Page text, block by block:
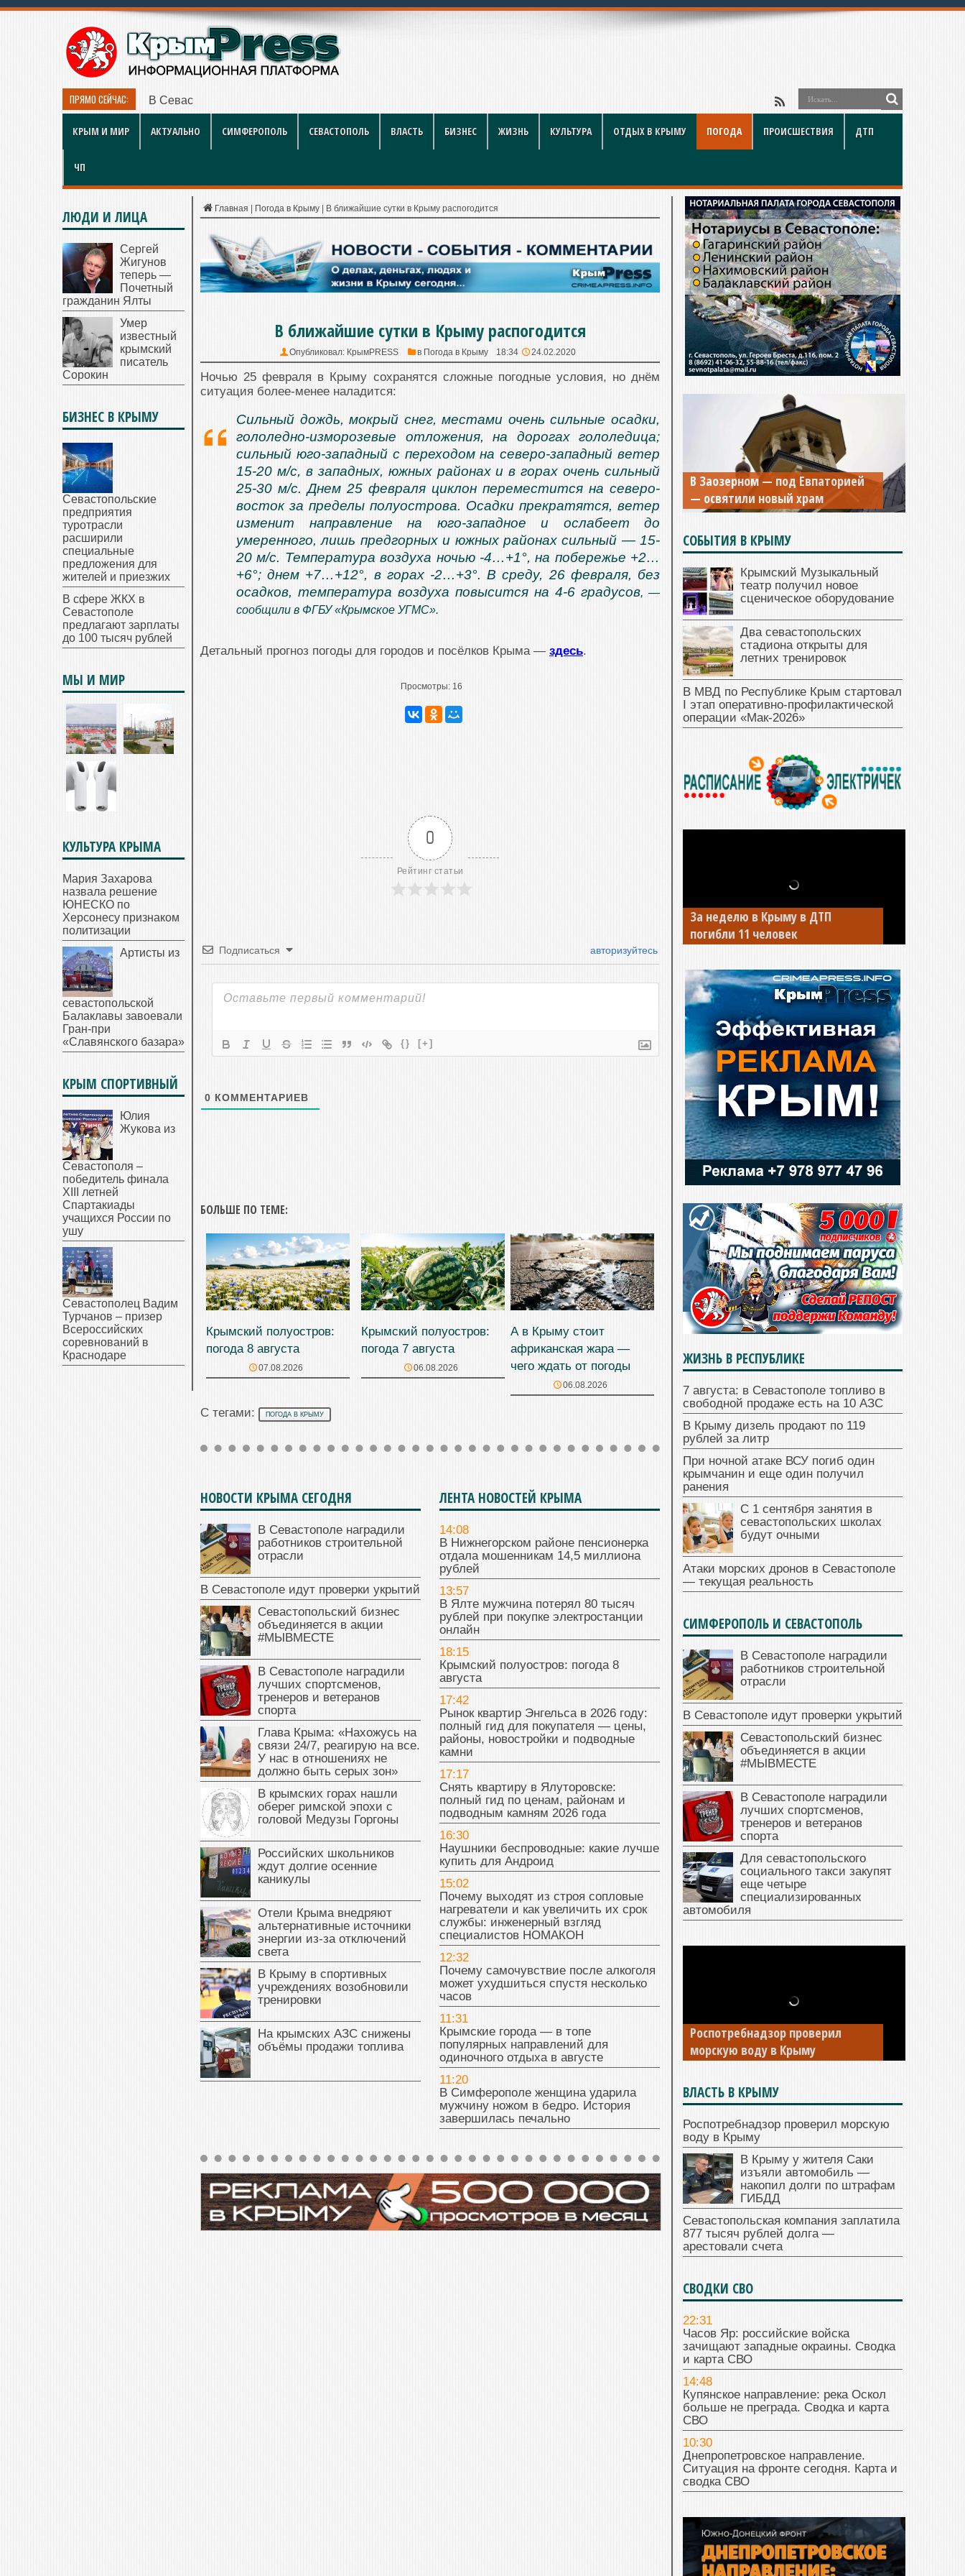
ПРЯМО СЕЙЧАС: В Севастополе идут проверки укрытий
КРЫМ И МИР АКТУАЛЬНО СИМФЕРОПОЛЬ СЕВАСТОПОЛЬ ВЛАСТЬ БИЗНЕС ЖИЗНЬ КУЛЬТУРА ОТДЫХ В КРЫМУ ПОГОДА ПРОИСШЕСТВИЯ ДТП
ЧП
Главная Погода в Крыму В ближайшие сутки в Крыму распогодится
В ближайшие сутки в Крыму распогодится
Опубликовал: КрымPRESS в Погода в Крыму 18:34 24.02.2020
Ночью 25 февраля в Крыму сохранятся сложные погодные условия, но днём
ситуация более-менее наладится:
Сильный дождь, мокрый снег, местами очень сильные осадки,
гололедно-изморозевые отложения, на дорогах гололедица;
сильный юго-западный с переходом на северо-западный ветер
15-20 м/с, в западных, южных районах и в горах очень сильный
25-30 м/с. Днем 25 февраля циклон переместится на северо-
восток за пределы полуострова. Осадки прекратятся, ветер
изменит направление на юго-западное и ослабеет до
умеренного, лишь предгорных и южных районах сильный — 15-
20 м/с. Температура воздуха ночью -4…+1°, на побережье +2…
+6°; днем +7…+12°, в горах -2…+3°. В среду, 26 февраля, без
осадков, температура воздуха повысится на 4-6 градусов, —
сообщили в ФГБУ«Крымское УГМС».
Детальный прогноз погоды для городов и посёлков Крыма — здесь.
Просмотры: 16
0
Рейтинг статьи
Подписаться авторизуйтесь
{} [+]
0 КОММЕНТАРИЕВ
БОЛЬШЕ ПО ТЕМЕ:
Крымский полуостров:
погода 8 августа
07.08.2026
Крымский полуостров:
погода 7 августа
06.08.2026
А в Крыму стоит
африканская жара —
чего ждать от погоды
06.08.2026
С тегами: ПОГОДА В КРЫМУ
НОВОСТИ КРЫМА СЕГОДНЯ
В Севастополе наградили
работников строительной
отрасли
В Севастополе идут проверки укрытий
Севастопольский бизнес
объединяется в акции
#МЫВМЕСТЕ
В Севастополе наградили
лучших спортсменов,
тренеров и ветеранов
спорта
Глава Крыма: «Нахожусь на
связи 24/7, реагирую на все.
У нас в отношениях не
должно быть серых зон»
В крымских горах нашли
оберег римской эпохи с
головой Медузы Горгоны
Российских школьников
ждут долгие осенние
каникулы
Отели Крыма внедряют
альтернативные источники
энергии из-за отключений
света
В Крыму в спортивных
учреждениях возобновили
тренировки
На крымских АЗС снижены
объёмы продажи топлива
ЛЕНТА НОВОСТЕЙ КРЫМА
14:08
В Нижнегорском районе пенсионерка
отдала мошенникам 14,5 миллиона
рублей
13:57
В Ялте мужчина потерял 80 тысяч
рублей при покупке электростанции
онлайн
18:15
Крымский полуостров: погода 8
августа
17:42
Рынок квартир Энгельса в 2026 году:
полный гид для покупателя — цены,
районы, новостройки и подводные
камни
17:17
Снять квартиру в Ялуторовске:
полный гид по ценам, районам и
подводным камням 2026 года
16:30
Наушники беспроводные: какие лучше
купить для Андроид
15:02
Почему выходят из строя сопловые
нагреватели и как увеличить их срок
службы: инженерный взгляд
специалистов НОМАКОН
12:32
Почему самочувствие после алкоголя
может ухудшиться спустя несколько
часов
11:31
Крымские города — в топе
популярных направлений для
одиночного отдыха в августе
11:20
В Симферополе женщина ударила
мужчину ножом в бедро. История
завершилась печально
ЛЮДИ И ЛИЦА
Сергей
Жигунов
теперь —
Почетный
гражданин Ялты
Умер
известный
крымский
писатель
Сорокин
БИЗНЕС В КРЫМУ
Севастопольские
предприятия
туротрасли
расширили
специальные
предложения для
жителей и приезжих
В сфере ЖКХ в
Севастополе
предлагают зарплаты
до 100 тысяч рублей
МЫ И МИР
КУЛЬТУРА КРЫМА
Мария Захарова
назвала решение
ЮНЕСКО по
Херсонесу признаком
политизации
Артисты из
севастопольской
Балаклавы завоевали
Гран-при
«Славянского базара»
КРЫМ СПОРТИВНЫЙ
Юлия
Жукова из
Севастополя –
победитель финала
XIII летней
Спартакиады
учащихся России по
ушу
Севастополец Вадим
Турчанов – призер
Всероссийских
соревнований в
Краснодаре
В Заозерном — под Евпаторией
— освятили новый храм
СОБЫТИЯ В КРЫМУ
Крымский Музыкальный
театр получил новое
сценическое оборудование
Два севастопольских
стадиона открыты для
летних тренировок
В МВД по Республике Крым стартовал
I этап оперативно‑профилактической
операции «Мак‑2026»
За неделю в Крыму в ДТП
погибли 11 человек
ЖИЗНЬ В РЕСПУБЛИКЕ
7 августа: в Севастополе топливо в
свободной продаже есть на 10 АЗС
В Крыму дизель продают по 119
рублей за литр
При ночной атаке ВСУ погиб один
крымчанин и еще один получил
ранения
С 1 сентября занятия в
севастопольских школах
будут очными
Атаки морских дронов в Севастополе
— текущая реальность
СИМФЕРОПОЛЬ И СЕВАСТОПОЛЬ
В Севастополе наградили
работников строительной
отрасли
В Севастополе идут проверки укрытий
Севастопольский бизнес
объединяется в акции
#МЫВМЕСТЕ
В Севастополе наградили
лучших спортсменов,
тренеров и ветеранов
спорта
Для севастопольского
социального такси закупят
еще четыре
специализированных
автомобиля
Роспотребнадзор проверил
морскую воду в Крыму
ВЛАСТЬ В КРЫМУ
Роспотребнадзор проверил морскую
воду в Крыму
В Крыму у жителя Саки
изъяли автомобиль —
накопил долги по штрафам
ГИБДД
Севастопольская компания заплатила
877 тысяч рублей долга —
арестовали счета
СВОДКИ СВО
22:31
Часов Яр: российские войска
зачищают западные окраины. Сводка
и карта СВО
14:48
Купянское направление: река Оскол
больше не преграда. Сводка и карта
СВО
10:30
Днепропетровское направление.
Ситуация на фронте сегодня. Карта и
сводка СВО